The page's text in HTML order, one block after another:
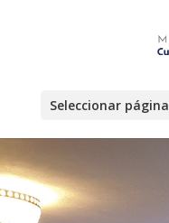
Seleccionar página